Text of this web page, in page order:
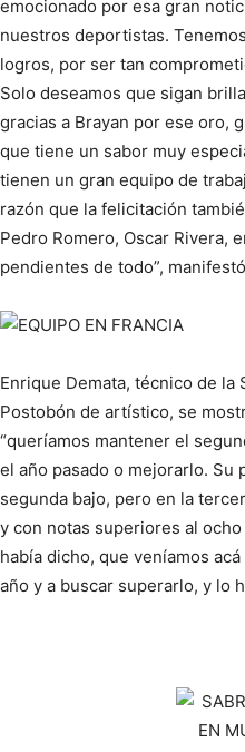
emocionado por esa gran
nuestros deportistas.
logros, por ser tan
Solo deseamos que sigan
gracias a Brayan por ese oro,
que tiene un sabor muy
tienen un gran equipo de
razón que la felicitación
Pedro Romero, Oscar Rivera,
pendientes de todo”,
Enrique Demata, técnico de la
Postobón de artístico, se
“queríamos mantener el
el año pasado o mejorarlo. Su
segunda bajo, pero en la
y con notas superiores al
había dicho, que veníamos
año y a buscar superarlo, y lo